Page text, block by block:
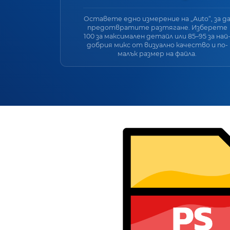
Оставете едно измерение на „Auto“, за да
предотвратите разтягане. Изберете
100 за максимален детайл или 85–95 за най-
добрия микс от визуално качество и по-
малък размер на файла.